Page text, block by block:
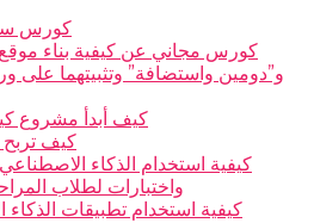
كورس
كورس مجاني عن كيفية بناء موقع
و”دومين واستضافة” وتثبيتهما على
كيف أبدأ مشروع
كيف تربح
كيفية استخدام الذكاء
واختبارات لطلاب
كيفية استخدام تطبيقات